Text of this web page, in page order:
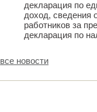
декларация по
доход, сведения
работников за
декларация по
все новости